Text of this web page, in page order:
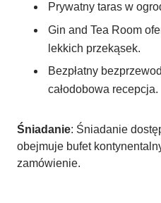
Prywatny taras w
Gin and Tea Room
lekkich przekąsek.
Bezpłatny
całodobowa recepcja.
Śniadanie: Śniadanie
obejmuje bufet
zamówienie.